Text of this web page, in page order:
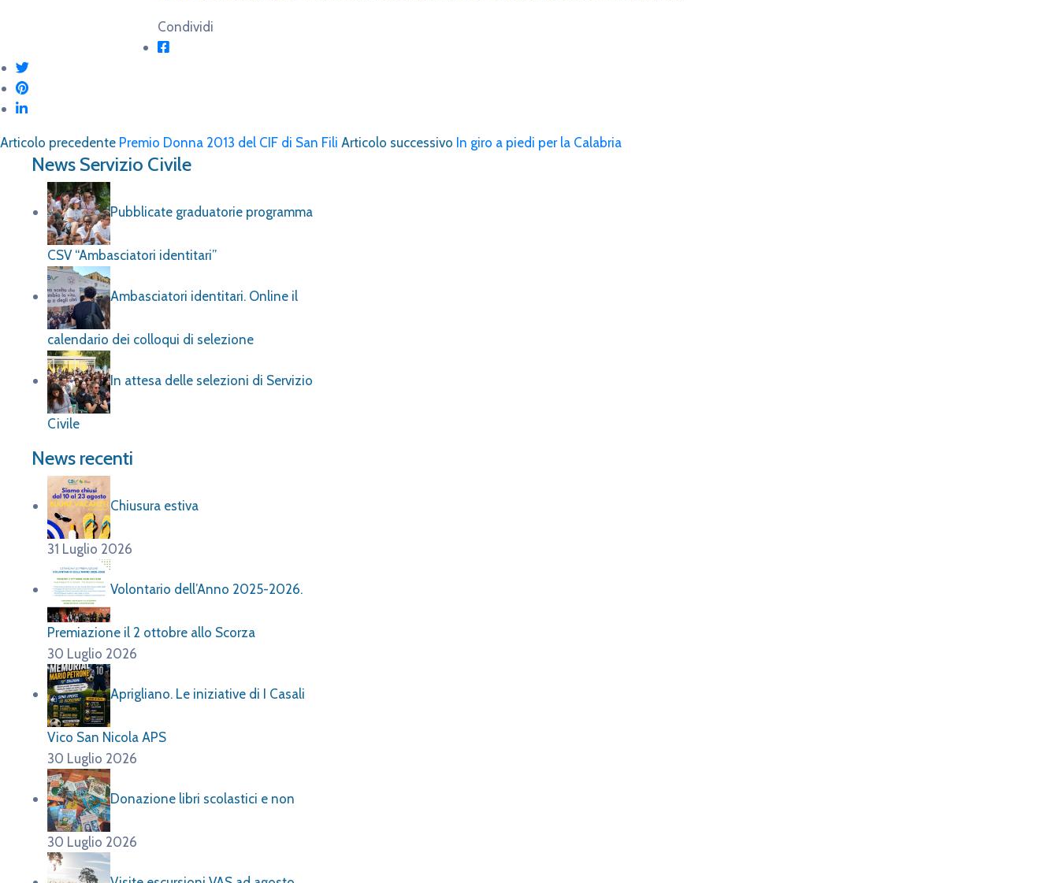
Condividi
Articolo precedente Premio Donna 2013 del CIF di San Fili Articolo successivo In giro a piedi per la Calabria
News Servizio Civile
Pubblicate graduatorie programma
CSV “Ambasciatori identitari”
Ambasciatori identitari. Online il
calendario dei colloqui di selezione
In attesa delle selezioni di Servizio
Civile
News recenti
Chiusura estiva
31 Luglio 2026
Volontario dell’Anno 2025-2026.
Premiazione il 2 ottobre allo Scorza
30 Luglio 2026
Aprigliano. Le iniziative di I Casali
Vico San Nicola APS
30 Luglio 2026
Donazione libri scolastici e non
30 Luglio 2026